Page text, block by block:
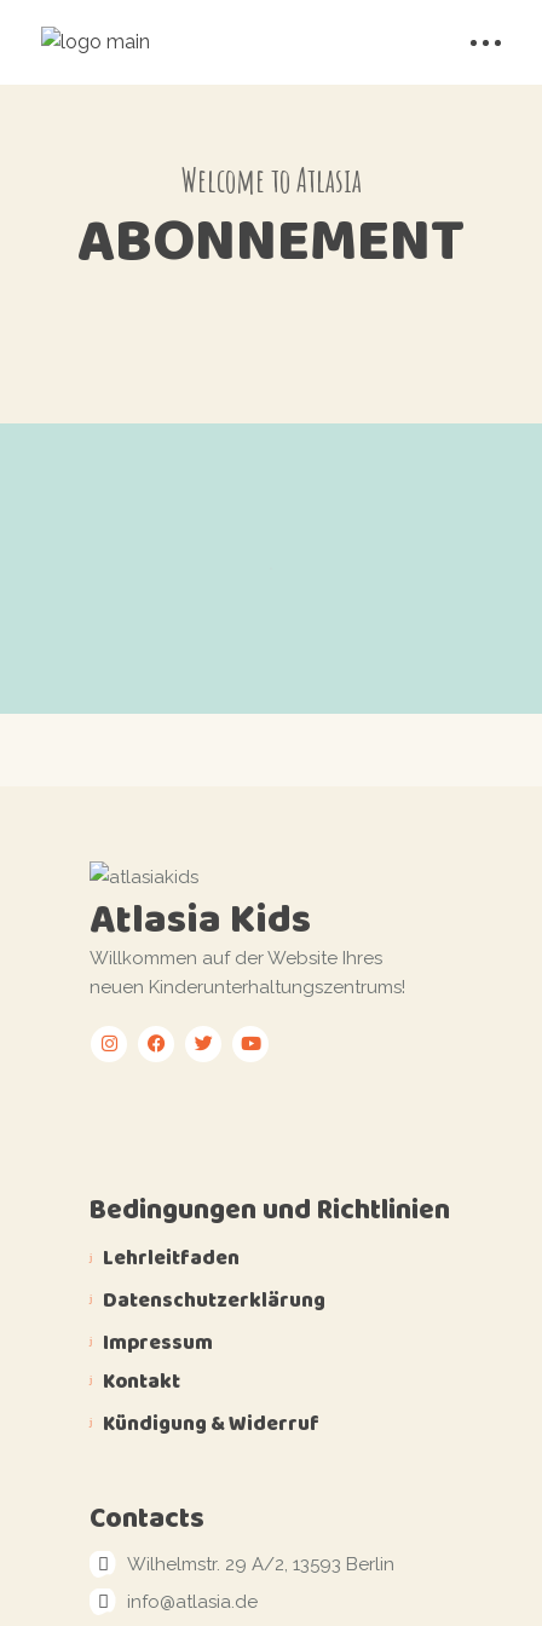
Welcome to Atlasia
ABONNEMENT
Atlasia Kids
Willkommen auf der Website Ihres
neuen Kinderunterhaltungszentrums!
Bedingungen und Richtlinien
Lehrleitfaden
Datenschutzerklärung
Impressum
Kontakt
Kündigung & Widerruf
Contacts
Wilhelmstr. 29 A/2, 13593 Berlin
info@atlasia.de